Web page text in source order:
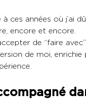
à ces années où j’ai
encore et encore.
de “faire
de moi, enrichie